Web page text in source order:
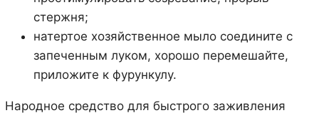
стержня;
натертое хозяйственное мыло соедините с
запеченным луком, хорошо перемешайте,
приложите к фурункулу.
Народное средство для быстрого заживления